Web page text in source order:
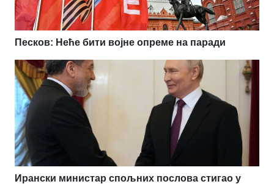
Песков: Неће бити војне опреме на паради
Ирански министар спољних послова стигао у